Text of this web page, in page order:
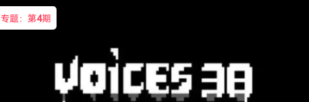
专题：第4期